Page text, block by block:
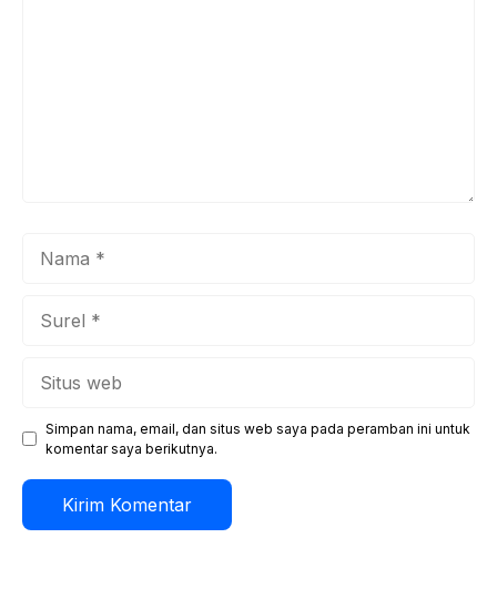
Simpan nama, email, dan situs web saya pada peramban ini untuk
komentar saya berikutnya.